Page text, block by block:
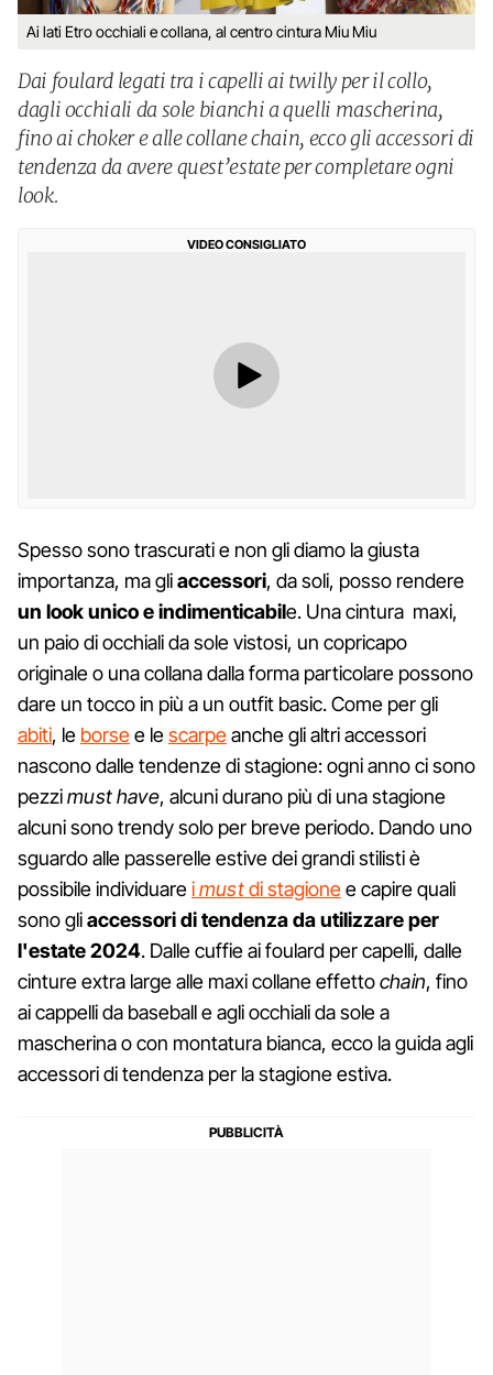
Ai lati Etro occhiali e collana, al centro cintura Miu Miu
Dai foulard legati tra i capelli ai twilly per il collo,
dagli occhiali da sole bianchi a quelli mascherina,
fino ai choker e alle collane chain, ecco gli accessori di
tendenza da avere quest’estate per completare ogni
look.
VIDEO CONSIGLIATO
Spesso sono trascurati e non gli diamo la giusta
importanza, ma gliaccessori, da soli, posso rendere
un look unico e indimenticabile. Una cintura maxi,
un paio di occhiali da sole vistosi, un copricapo
originale o una collana dalla forma particolare possono
dare un tocco in più a un outfit basic. Come per gli
abiti, le borsee lescarpeanche gli altri accessori
nascono dalle tendenze di stagione: ogni anno ci sono
pezzimust have, alcuni durano più di una stagione
alcuni sono trendy solo per breve periodo. Dando uno
sguardo alle passerelle estive dei grandi stilisti è
possibile individuareimustdi stagionee capire quali
sono gliaccessori di tendenza da utilizzare per
l'estate 2024. Dalle cuffie ai foulard per capelli, dalle
cinture extra large alle maxi collane effettochain, fino
ai cappelli da baseball e agli occhiali da sole a
mascherina o con montatura bianca, ecco la guida agli
accessori di tendenza per la stagione estiva.